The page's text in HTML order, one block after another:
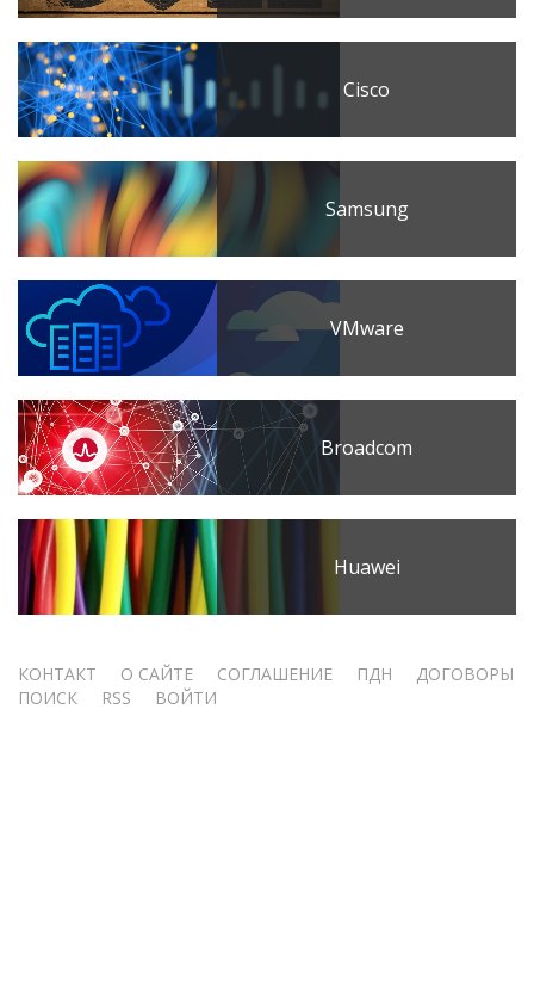
Cisco
Samsung
VMware
Broadcom
Huawei
Меню
КОНТАКТ О САЙТЕ СОГЛАШЕНИЕ ПДН
ДОГОВОРЫ
ПОИСК
RSS ВОЙТИ